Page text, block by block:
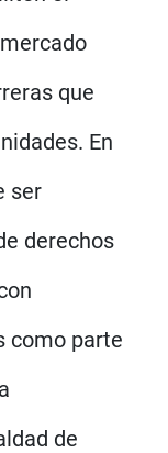
que
En
ser
derechos
como parte
de